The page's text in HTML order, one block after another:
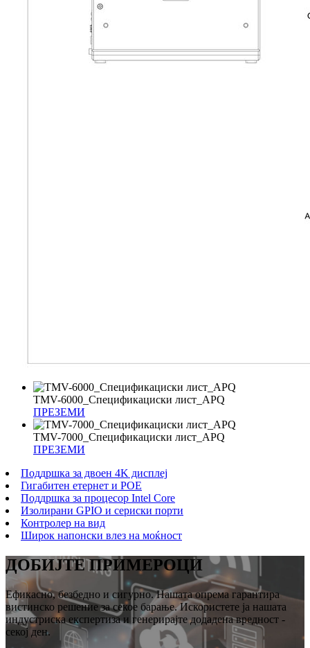
TMV-6000_Спецификациски лист_APQ
ПРЕЗЕМИ
TMV-7000_Спецификациски лист_APQ
ПРЕЗЕМИ
Поддршка за двоен 4K дисплеј
Гигабитен етернет и POE
Поддршка за процесор Intel Core
Изолирани GPIO и сериски порти
Контролер на вид
Широк напонски влез на моќност
ДОБИЈТЕ ПРИМЕРОЦИ
Ефикасно, безбедно и сигурно. Нашата опрема гарантира
вистинско решение за секое барање. Искористете ја нашата
индустриска експертиза и генерирајте додадена вредност -
секој ден.